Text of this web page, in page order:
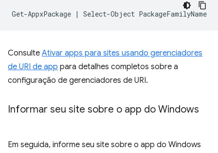
Get-AppxPackage | Select-Object
Consulte Ativar apps para sites usando gerenciadores
de URI de app para detalhes completos sobre a
configuração de gerenciadores de URI.
Informar seu site sobre o app do Windows
Em seguida, informe seu site sobre o app do Windows